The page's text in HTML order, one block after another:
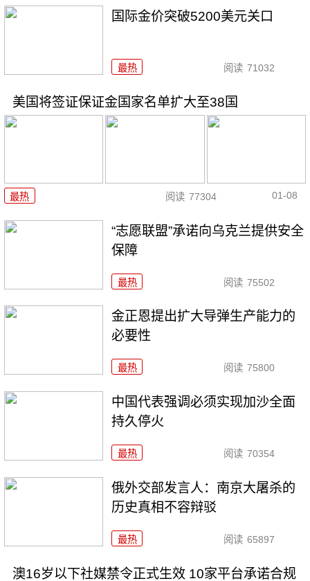
国际金价突破5200美元关口
最热 阅读 71032
美国将签证保证金国家名单扩大至38国
最热 阅读 77304 01-08
“志愿联盟”承诺向乌克兰提供安全
保障
最热 阅读 75502
金正恩提出扩大导弹生产能力的
必要性
最热 阅读 75800
中国代表强调必须实现加沙全面
持久停火
最热 阅读 70354
俄外交部发言人：南京大屠杀的
历史真相不容辩驳
最热 阅读 65897
澳16岁以下社媒禁令正式生效 10家平台承诺合规